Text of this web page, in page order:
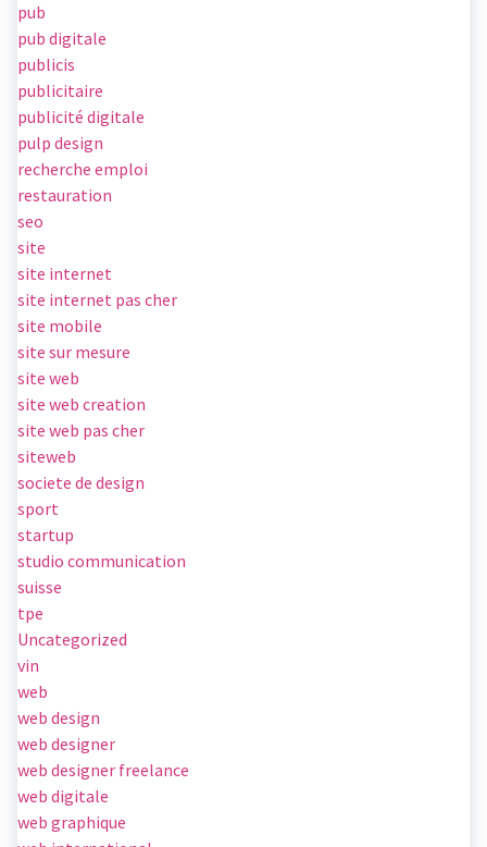
pub
pub digitale
publicis
publicitaire
publicité digitale
pulp design
recherche emploi
restauration
seo
site
site internet
site internet pas cher
site mobile
site sur mesure
site web
site web creation
site web pas cher
siteweb
societe de design
sport
startup
studio communication
suisse
tpe
Uncategorized
vin
web
web design
web designer
web designer freelance
web digitale
web graphique